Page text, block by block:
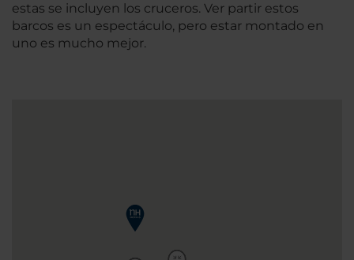
estas se incluyen los cruceros. Ver partir estos
barcos es un espectáculo, pero estar montado en
uno es mucho mejor.